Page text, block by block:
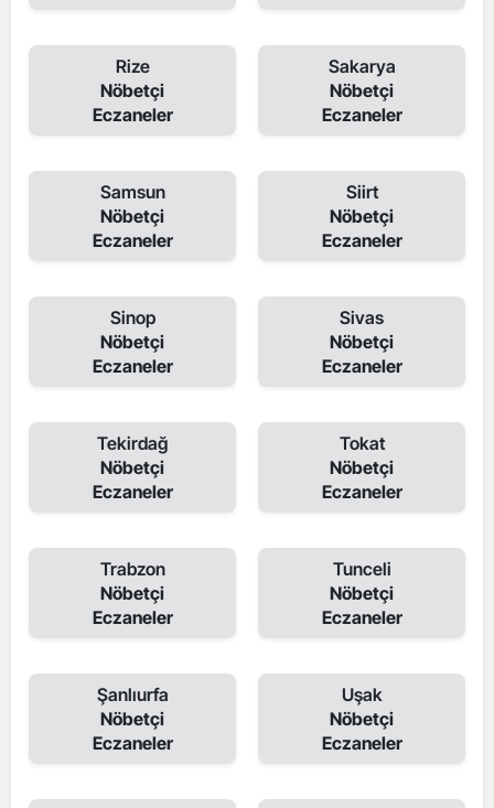
Rize
Nöbetçi
Eczaneler
Sakarya
Nöbetçi
Eczaneler
Samsun
Nöbetçi
Eczaneler
Siirt
Nöbetçi
Eczaneler
Sinop
Nöbetçi
Eczaneler
Sivas
Nöbetçi
Eczaneler
Tekirdağ
Nöbetçi
Eczaneler
Tokat
Nöbetçi
Eczaneler
Trabzon
Nöbetçi
Eczaneler
Tunceli
Nöbetçi
Eczaneler
Şanlıurfa
Nöbetçi
Eczaneler
Uşak
Nöbetçi
Eczaneler